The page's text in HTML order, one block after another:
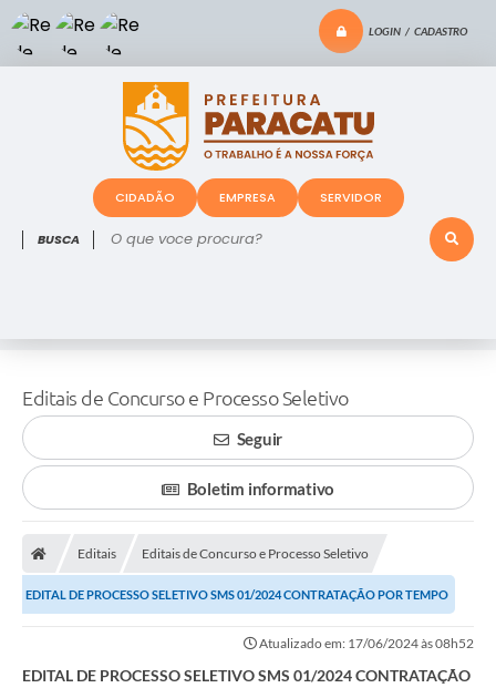
LOGIN / CADASTRO
O que voce procura?
CIDADÃO EMPRESA SERVIDOR
Editais de Concurso e Processo Seletivo
Seguir
Boletim informativo
Editais Editais de Concurso e Processo Seletivo
EDITAL DE PROCESSO SELETIVO SMS 01/2024 CONTRATAÇÃO POR TEMPO
DETERMINADO DE PROFISSIONAIS PARA ATUAR NA...
Atualizado em: 17/06/2024 às 08h52
EDITAL DE PROCESSO SELETIVO SMS 01/2024 CONTRATAÇÃO